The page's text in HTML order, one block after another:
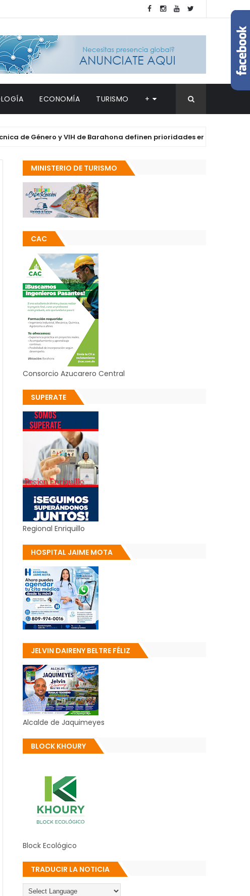
ECONOMÍA TURISMO +
y VIH de Barahona definen prioridades en salud y derechos
MINISTERIO DE TURISMO
CAC
Consorcio Azucarero Central
SUPERATE
Regional Enriquillo
HOSPITAL JAIME MOTA
JELVIN DAIRENY BELTRE FÉLIZ
Alcalde de Jaquimeyes
BLOCK KHOURY
Block Ecológico
TRADUCIR LA NOTICIA